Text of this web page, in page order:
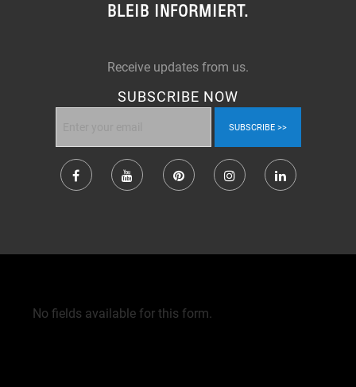
BLEIB INFORMIERT.
Receive updates from us.
SUBSCRIBE NOW
SUBSCRIBE
No fields available for this form.